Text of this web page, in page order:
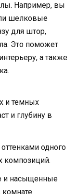
Например, вы
шелковые
для штор,
Это поможет
а также
и темных
и глубину в
одного
композиций.
и насыщенные